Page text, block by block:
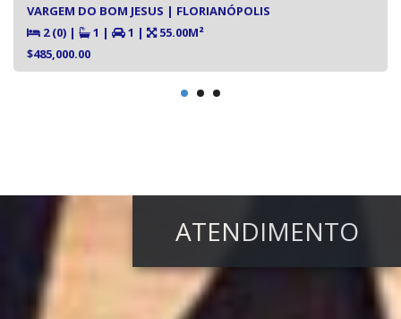
VARGEM DO BOM JESUS | FLORIANÓPOLIS
2 (0) | 1 | 1 |
55.00M²
$485,000.00
ATENDIMENTO